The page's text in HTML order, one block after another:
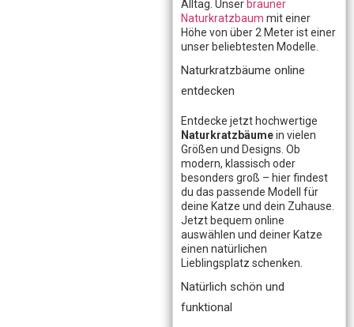
Alltag. Unser brauner
Naturkratzbaum mit einer
Höhe von über 2 Meter ist einer
unser beliebtesten Modelle.
Naturkratzbäume online
entdecken
Entdecke jetzt hochwertige
Naturkratzbäumein vielen
Größen und Designs. Ob
modern, klassisch oder
besonders groß – hier findest
du das passende Modell für
deine Katze und dein Zuhause.
Jetzt bequem online
auswählen und deiner Katze
einen natürlichen
Lieblingsplatz schenken.
Natürlich schön und
funktional